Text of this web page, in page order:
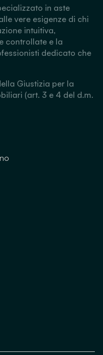
in aste
vere esigenze di chi
intuitiva,
controllate e la
dedicato che
Giustizia per la
(art. 3 e 4 del d.m.